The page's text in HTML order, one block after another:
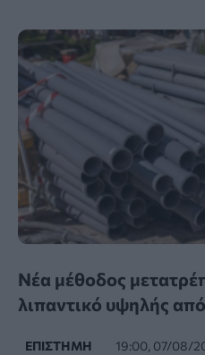
Νέα μέθοδος
λιπαντικό υψηλής
ΕΠΙΣΤΉΜΗ 19:00, 07/08/